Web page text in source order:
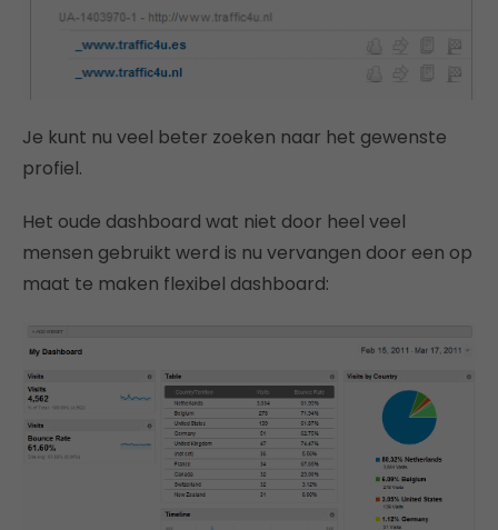
Je kunt nu veel beter zoeken naar het gewenste
profiel.
Het oude dashboard wat niet door heel veel
mensen gebruikt werd is nu vervangen door een op
maat te maken flexibel dashboard: